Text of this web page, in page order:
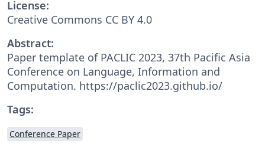
License:
Creative Commons CC BY 4.0
Abstract:
Paper template of PACLIC 2023, 37th Pacific Asia
Conference on Language, Information and
Computation. https://paclic2023.github.io/
Tags:
Conference Paper